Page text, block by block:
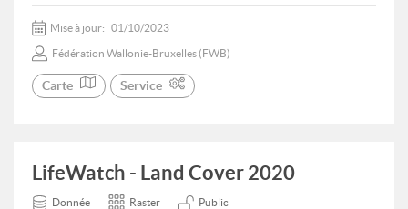
Mise à jour: 01/10/2023
Fédération Wallonie-Bruxelles (FWB)
Carte Service
LifeWatch - Land Cover 2020
Donnée Raster Public